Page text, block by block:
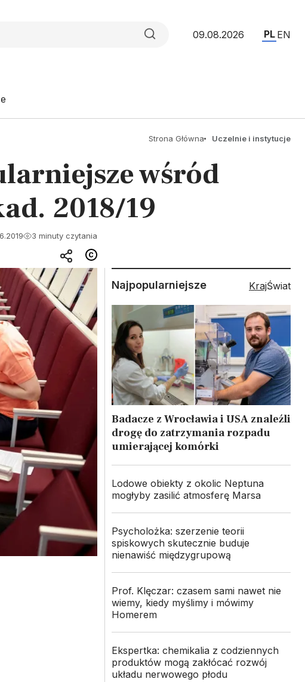
09.08.2026 PL EN
Strona Główna Uczelnie i instytucje
wśród
2018/19
3 minuty czytania
Najpopularniejsze KrajŚwiat
Badacze z Wrocławia i USA znaleźli
drogę do zatrzymania rozpadu
umierającej komórki
Lodowe obiekty z okolic Neptuna
mogłyby zasilić atmosferę Marsa
Psycholożka: szerzenie teorii
spiskowych skutecznie buduje
nienawiść międzygrupową
Prof. Klęczar: czasem sami nawet nie
wiemy, kiedy myślimy i mówimy
Homerem
Ekspertka: chemikalia z codziennych
produktów mogą zakłócać rozwój
układu nerwowego płodu